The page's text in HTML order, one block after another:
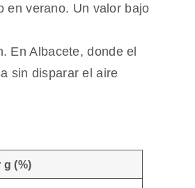
en verano. Un valor bajo
En Albacete, donde el
sin disparar el aire
g (%)